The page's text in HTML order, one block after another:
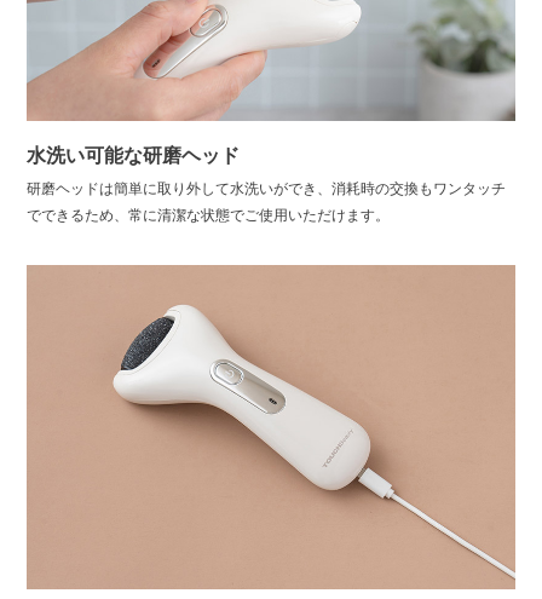
水洗い可能な研磨ヘッド
研磨ヘッドは簡単に取り外して水洗いができ、消耗時の交換もワンタッチ
でできるため、常に清潔な状態でご使用いただけます。